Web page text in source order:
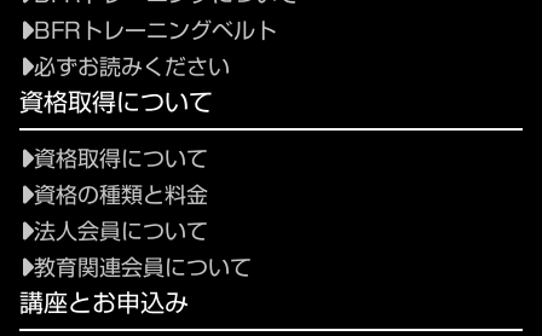
BFRトレーニングベルト
必ずお読みください
資格取得について
資格取得について
資格の種類と料金
法人会員について
教育関連会員について
講座とお申込み